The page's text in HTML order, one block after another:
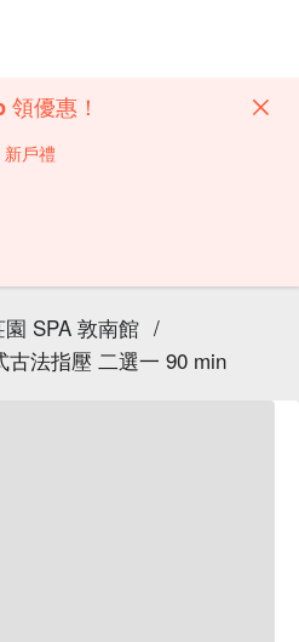
優惠！
戶禮
SPA 敦南館 /
法指壓 二選一 90 min